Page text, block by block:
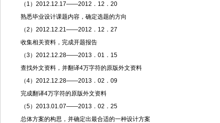
（1）2012.12.17——2012．12．20
熟悉毕业设计课题内容，确定选题的方向
（2）2012.12.21——2012．12．27
收集相关资料，完成开题报告
（3）2012.12.28——2013．01．15
查找外文资料，并翻译4万字符的原版外文资料
（4）2012.12.28——2013．02．09
完成翻译4万字符的原版外文资料
（5）2013.01.07——2013．02．25
总体方案的构思，并确定出最合适的一种设计方案